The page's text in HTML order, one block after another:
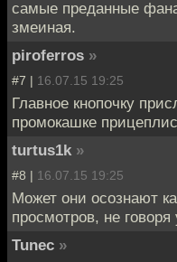
самые преданные
змеиная.
piroferros »
#7 | 16.07.15 19:25
Главное кнопочку
промокашке
turtus1k »
#8 | 16.07.15 19:25
Может они осознают
просмотров, не
Tunec »